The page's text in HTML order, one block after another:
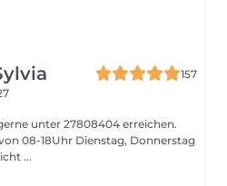
157
unter 27808404 erreichen.
08-18Uhr Dienstag, Donnerstag
nicht ...